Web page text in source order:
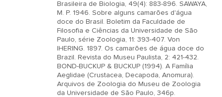
Brasileira de Biologia, 49(4): 883-896. SAWAYA,
M. P. 1946. Sobre alguns camarões d'água
doce do Brasil. Boletim da Faculdade de
Filosofia e Ciências da Universidade de São
Paulo, série Zoologia, 11: 393-407. Von
IHERING. 1897. Os camarões de água doce do
Brazil. Revista do Museu Paulista, 2: 421-432.
BOND-BUCKUP & BUCKUP (1994). A Família
Aeglidae (Crustacea, Decapoda, Anomura).
Arquivos de Zoologia do Museu de Zoologia
da Universidade de São Paulo, 346p.